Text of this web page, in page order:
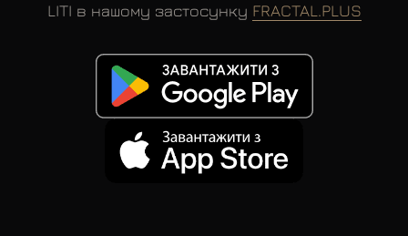
LITI в нашому застосунку FRACTAL.PLUS